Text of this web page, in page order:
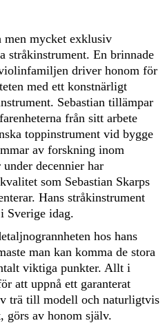
men mycket exklusiv
stråkinstrument. En brinnade
driver honom för
med ett konstnärligt
Sebastian tillämpar
från sitt arbete
toppinstrument vid bygge
av forskning inom
decennier har
som Sebastian Skarps
Hans stråkinstrument
Sverige idag.
hos hans
man kan komma de stora
viktiga punkter. Allt i
att uppnå ett garanterat
trä till modell och naturligtvis
görs av honom själv.